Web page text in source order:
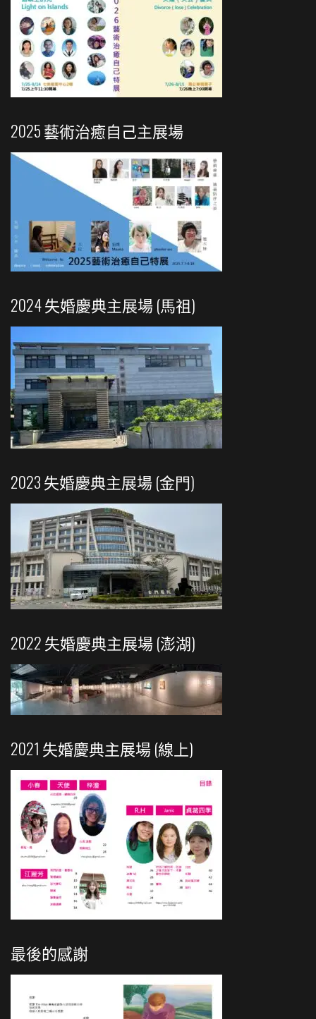
2025 藝術治癒自己主展場
2024 失婚慶典主展場 (馬祖)
2023 失婚慶典主展場 (金門)
2022 失婚慶典主展場 (澎湖)
2021 失婚慶典主展場 (線上)
最後的感謝